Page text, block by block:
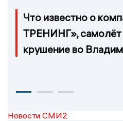
Что известно о
ТРЕНИНГ», самолёт
крушение во
Новости СМИ2